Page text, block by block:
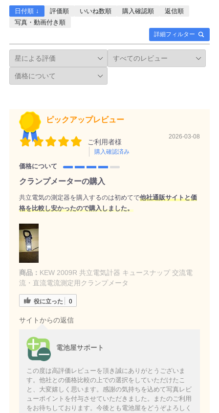
詳細フィルター
日付順 ↓ 評価順 いいね数順 購入確認順
返信順
写真・動画付き順
ピックアップレビュー
ご利用者様
購入確認済み
2026-03-08
価格について
クランプメーターの購入
共立電気の測定器を購入するのは初めてで他社通販サイトと価
格を比較し安かったので購入しました。
商品： KEW 2009R 共立電気計器 キュースナップ 交流電
流・直流電流測定用クランプメータ
役に立った 0
サイトからの返信
電池屋サポート
この度は高評価レビューを頂き誠にありがとうございま
す。他社との価格比較の上での選択をしていただけたこ
と、大変嬉しく思います。感謝の気持ちを込めて写真レビ
ューポイントを付与させていただきました。またのご利用
をお待ちしております。今後とも電池屋をどうぞよろしく